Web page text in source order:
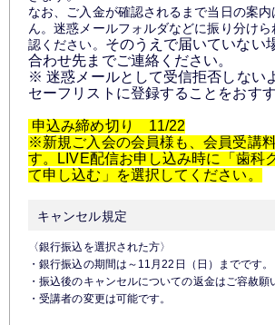
なお、ご入金が確認されるまで当日の案
ん。迷惑メールフォルダなどに振り分け
認ください。 そのうえで届いていない
合わせ先までご連絡ください。
※ 迷惑メールとして受信拒否しない
セーフリストに登録することをおす
申込み締め切り 11/22
※新規ご入会の会員様も、会員受講
す。LIVE配信お申し込み時に「歯科
て申し込む」を選択してください。
キャンセル規定
〈銀行振込を選択された方〉
・銀行振込の期間は～11月22日（日）までです。
・振込後のキャンセルについての返金はご容赦願
・受講者の変更は可能です。